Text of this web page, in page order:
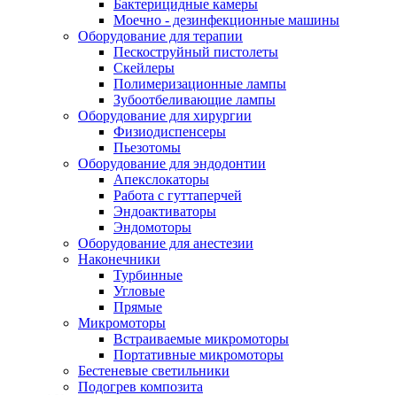
Бактерицидные камеры
Моечно - дезинфекционные машины
Оборудование для терапии
Пескоструйный пистолеты
Скейлеры
Полимеризационные лампы
Зубоотбеливающие лампы
Оборудование для хирургии
Физиодиспенсеры
Пьезотомы
Оборудование для эндодонтии
Апекслокаторы
Работа с гуттаперчей
Эндоактиваторы
Эндомоторы
Оборудование для анестезии
Наконечники
Турбинные
Угловые
Прямые
Микромоторы
Встраиваемые микромоторы
Портативные микромоторы
Бестеневые светильники
Подогрев композита